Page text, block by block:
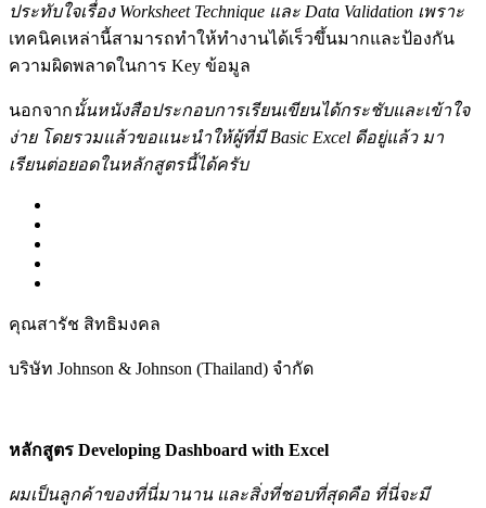
ประทับใจเรื่อง Worksheet Technique และ Data Validation เพราะ
เทคนิคเหล่านี้สามารถทำให้ทำงานได้เร็วขึ้นมากและป้องกัน
ความผิดพลาดในการ Key ข้อมูล
นอกจากนั้นหนังสือประกอบการเรียนเขียนได้กระชับและเข้าใจ
ง่าย โดยรวมแล้วขอแนะนำให้ผู้ที่มี Basic Excel ดีอยู่แล้ว มา
เรียนต่อยอดในหลักสูตรนี้ได้ครับ
คุณสารัช สิทธิมงคล
บริษัท Johnson & Johnson (Thailand) จำกัด
หลักสูตร Developing Dashboard with Excel
ผมเป็นลูกค้าของที่นี่มานาน และสิ่งที่ชอบที่สุดคือ ที่นี่จะมี